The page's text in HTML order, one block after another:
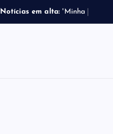
Notícias em alta: ' M inha